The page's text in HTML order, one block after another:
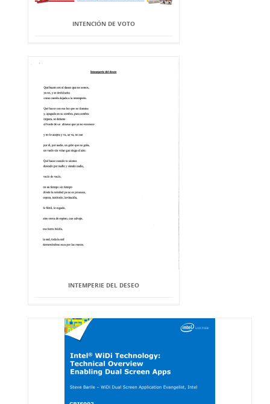
INTENCIÓN DE VOTO
INTEMPERIE DEL DESEO